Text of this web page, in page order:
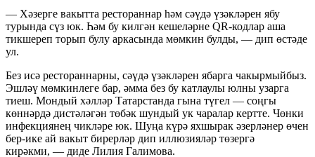
— Хәзерге вакытта рестораннар һәм сәүдә үзәкләрен ябу
турында сүз юк. Һәм бу килгән кешеләрне QR-кодлар аша
тикшереп торып булу аркасында мөмкин булды, — дип өстәде
ул.
Без исә рестораннарны, сәүдә үзәкләрен ябарга чакырмыйбыз.
Эшләү мөмкинлеге бар, әмма без бу катлаулы юлны узарга
тиеш. Мондый хәлләр Татарстанда гына түгел — соңгы
көннәрдә дистәләгән төбәк шундый ук чаралар кертте. Чөнки
инфекциянең чикләре юк. Шуңа күрә яхшырак әзерләнер өчен
бер-ике ай вакыт бирерләр дип иллюзияләр төзергә
кирәкми, — диде Лилия Галимова.